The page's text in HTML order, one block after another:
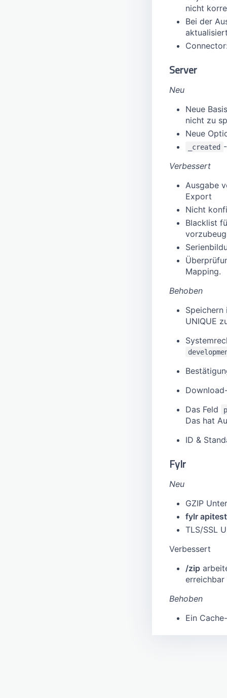
nicht
Bei der
Server
Neu
Neue
nicht zu
Neue
_created
Verbessert
Ausgabe
Export
Nicht
Blacklist
Mapping.
Behoben
UNIQUE
Das Feld
Das hat
ID &
Fylr
Neu
GZIP
fylr apitest
TLS/SSL
Verbessert
/zip
erreichbar
Behoben
Ein